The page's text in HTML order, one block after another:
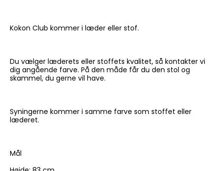
Kokon Club kommer i læder eller stof.
Du vælger læderets eller stoffets kvalitet, så kontakter vi
dig angående farve. På den måde får du den stol og
skammel, du gerne vil have.
Syningerne kommer i samme farve som stoffet eller
læderet.
Mål